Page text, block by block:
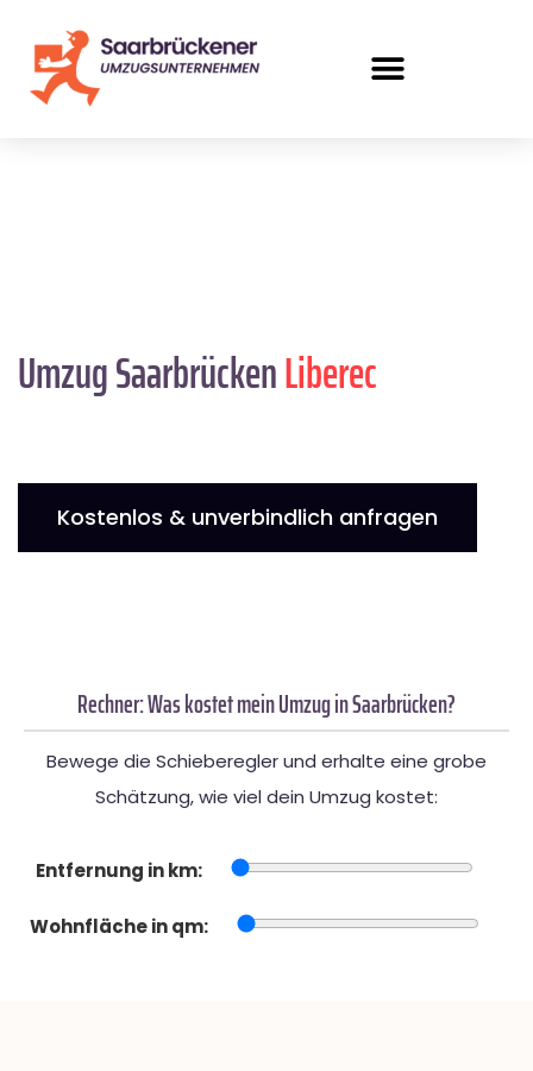
Umzug SaarbrückenLiberec
Kostenlos & unverbindlich anfragen
Rechner: Was kostet mein Umzug in Saarbrücken?
Bewege die Schieberegler und erhalte eine grobe
Schätzung, wie viel dein Umzug kostet:
Entfernung in km:
Wohnfläche in qm: